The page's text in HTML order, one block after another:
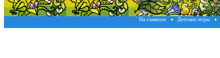
На главную Детские игры